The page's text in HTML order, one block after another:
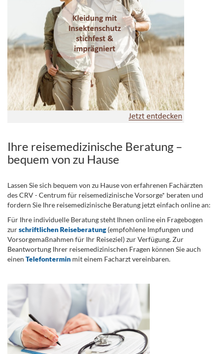
Ihre reisemedizinische Beratung –
bequem von zu Hause
Lassen Sie sich bequem von zu Hause von erfahrenen Fachärzten
des CRV - Centrum für reisemedizinische Vorsorge* beraten und
fordern Sie Ihre reisemedizinische Beratung jetzt einfach online an:
Für Ihre individuelle Beratung steht Ihnen online ein Fragebogen
zurschriftlichen Reiseberatung(empfohlene Impfungen und
Vorsorgemaßnahmen für Ihr Reiseziel) zur Verfügung. Zur
Beantwortung Ihrer reisemedizinischen Fragen können Sie auch
einen Telefontermin mit einem Facharzt vereinbaren.